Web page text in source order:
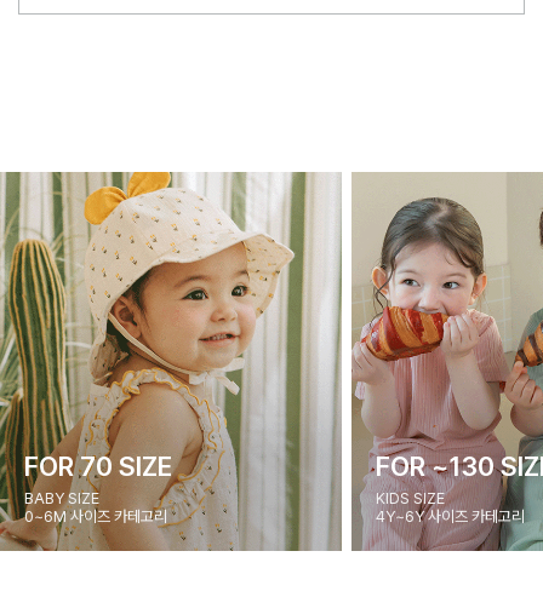
FOR 70 SIZE
BABY SIZE
0~6M 사이즈 카테고리
FOR ~130
KIDS SIZE
4Y~6Y 사이즈 카테고리